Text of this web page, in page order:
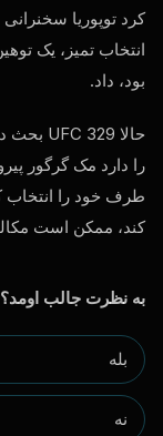
کرد توپوریا
انتخاب تمیز، یک
بود، داد.
حالا UFC
329
را دارد مک گرگور
طرف خود را انتخاب
کند، ممکن است
به نظرت جالب اومد؟
بله
نه